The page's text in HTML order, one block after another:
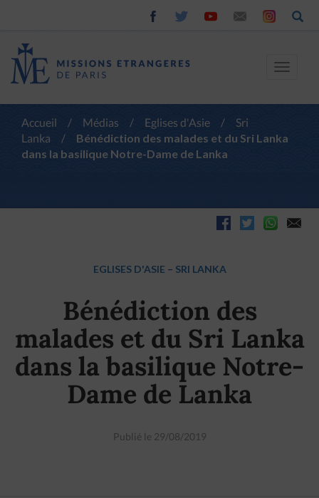
Toggle
Accueil / Médias / Eglises d'Asie /
Sri
Lanka
/
Bénédiction des malades et du Sri Lanka
dans la basilique Notre-Dame de Lanka
EGLISES D'ASIE – SRI LANKA
Bénédiction des
malades et du Sri Lanka
dans la basilique Notre-
Dame de Lanka
Publié le 29/08/2019